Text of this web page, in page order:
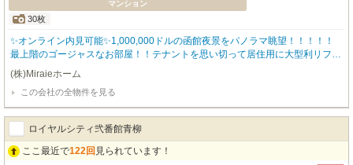
マンション
30枚
✨オンライン内見可能✨1,000,000ドルの函館夜景をパノラマ眺望！！！！！
最上階のゴージャスなお部屋！！テナントを思い切って居住用に大型利リフォ
ーム致しました！！！他にないオンリーワンな高級マンションはエレベーター
付きのオートロック仕様！！ 初期費用をクレジットカードでお支払いいただ
けます🎵 お気軽に当店スタッフまでお問い合わせくださいませ(*^-^*) 経験豊
富なスタッフが対応致します(^^♪ご連絡お待ちしております😊 お問い合わせは
ＴＥＬ０１３８-８３-７２８０㈱Ｍｉｒａｉｅホームまでご連絡下さい🎵
(株)Miraieホーム
この会社の全物件を見る
ロイヤルシティ弐番館青柳
ここ最近で122回 見られています！